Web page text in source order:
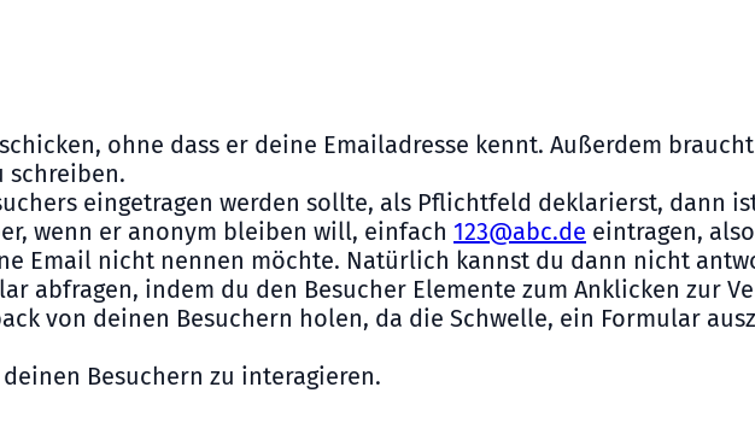
ohne dass er deine Emailadresse kennt. Außerdem
schreiben.
eingetragen werden sollte, als Pflichtfeld deklarierst, dann
wenn er anonym bleiben will, einfach 123@abc.de eintragen,
Email nicht nennen möchte. Natürlich kannst du dann nicht
abfragen, indem du den Besucher Elemente zum Anklicken zur
von deinen Besuchern holen, da die Schwelle, ein Formular
Besuchern zu interagieren.